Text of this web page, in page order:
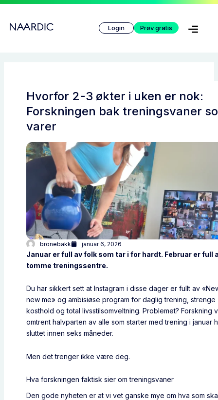
Hopp
Login Prøv gratis
Hvorfor 2-3 økter i uken er nok:
Forskningen bak treningsvaner
varer
bronebakk januar 6, 2026
Januar er full av folk som tar i for hardt. Februar er full
tomme treningssentre.
Du har sikkert sett at Instagram i disse dager er fullt av
new me» og ambisiøse program for daglig trening, strenge
kosthold og total livsstilsomveltning. Problemet? Forskning
omtrent halvparten av alle som starter med trening i januar
sluttet innen seks måneder.
Men det trenger ikke være deg.
Hva forskningen faktisk sier om treningsvaner
Den gode nyheten er at vi vet ganske mye om hva som